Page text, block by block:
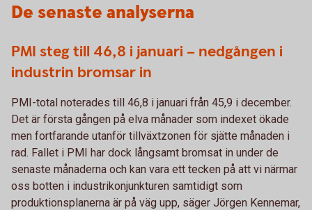
De senaste analyserna
PMI steg till 46,8 i januari – nedgången i
industrin bromsar in
PMI-total noterades till 46,8 i januari från 45,9 i december.
Det är första gången på elva månader som indexet ökade
men fortfarande utanför tillväxtzonen för sjätte månaden i
rad. Fallet i PMI har dock långsamt bromsat in under de
senaste månaderna och kan vara ett tecken på att vi närmar
oss botten i industrikonjunkturen samtidigt som
produktionsplanerna är på väg upp, säger Jörgen Kennemar,